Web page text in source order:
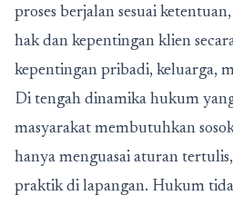
proses berjalan sesuai
hak dan kepentingan klien
kepentingan pribadi, keluarga,
Di tengah dinamika hukum
masyarakat membutuhkan
hanya menguasai aturan
praktik di lapangan. Hukum